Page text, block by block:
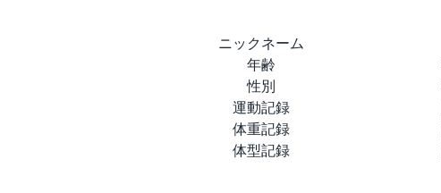
ニックネーム
年齢
性別
運動記録
体重記録
体型記録